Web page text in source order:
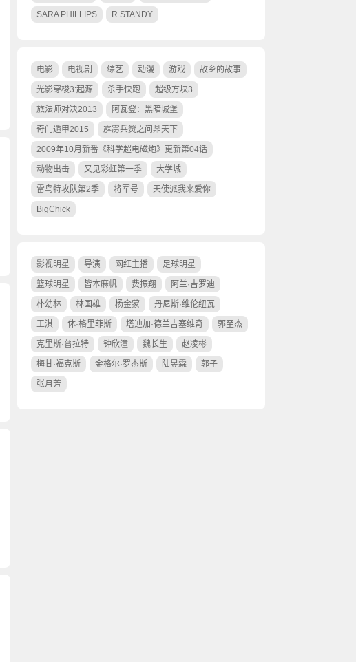
SARA PHILLIPS R.STANDY
电影 电视剧 综艺 动漫 游戏 故乡的故事
光影穿梭3:起源 杀手快跑 超级方块3
旅法师对决2013 阿瓦登：黑暗城堡
奇门遁甲2015 霹雳兵燹之问鼎天下
2009年10月新番《科学超电磁炮》更新第04话
动物出击 又见彩虹第一季 大学城
雷鸟特攻队第2季 将军号 天使派我来爱你
BigChick
影视明星 导演 网红主播 足球明星
篮球明星 皆本麻帆 费振翔 阿兰·吉罗迪
朴幼林 林国雄 杨金蒙 丹尼斯·维伦纽瓦
王淇 休·格里菲斯 塔迪加·德兰吉塞维奇 郭至杰
克里斯·普拉特 钟欣潼 魏长生 赵凌彬
梅甘·福克斯 金格尔·罗杰斯 陆昱霖 郭子
张月芳